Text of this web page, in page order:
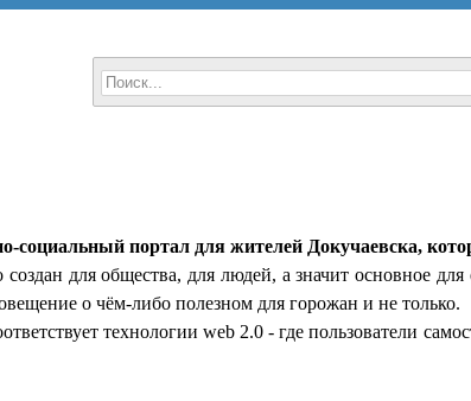
социальный портал для жителей Докучаевска,
для общества, для людей, а значит основное
о чём-либо полезном для горожан и не только.
технологии web 2.0 - где пользователи